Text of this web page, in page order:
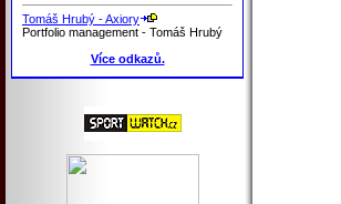
Tomáš Hrubý - Axiory
Portfolio management - Tomáš Hrubý
Více odkazů.